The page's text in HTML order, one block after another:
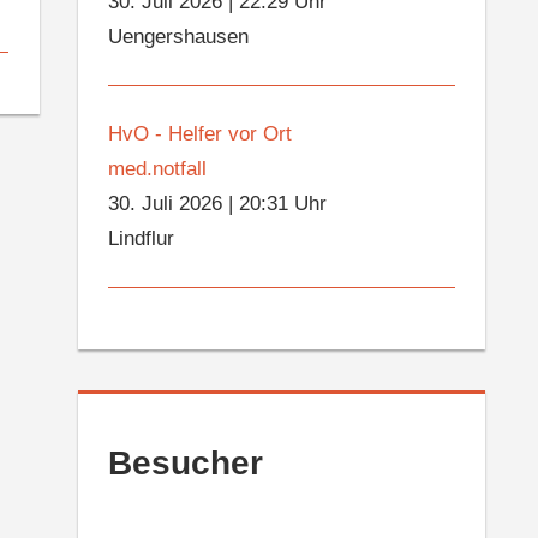
Uengershausen
HvO - Helfer vor Ort
med.notfall
30. Juli 2026 |20:31 Uhr
Lindflur
Besucher